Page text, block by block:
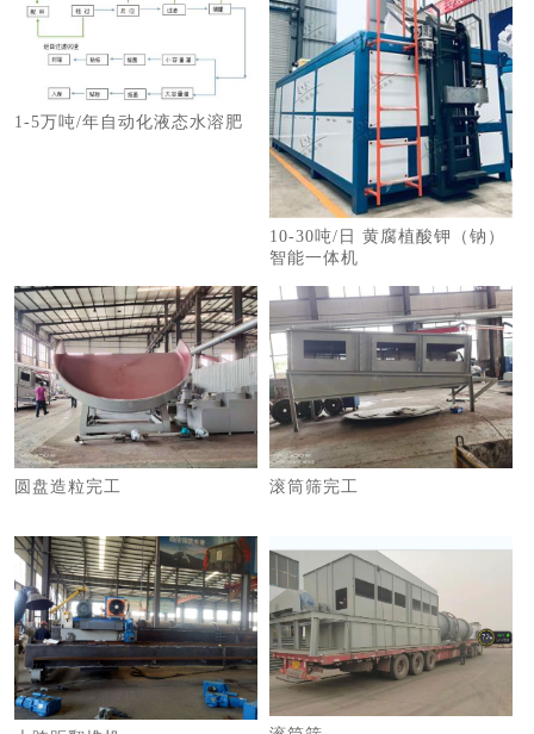
1-5万吨/年自动化液态水溶肥
10-30吨/日 黄腐植酸钾（钠）
智能一体机
圆盘造粒完工 滚筒筛完工